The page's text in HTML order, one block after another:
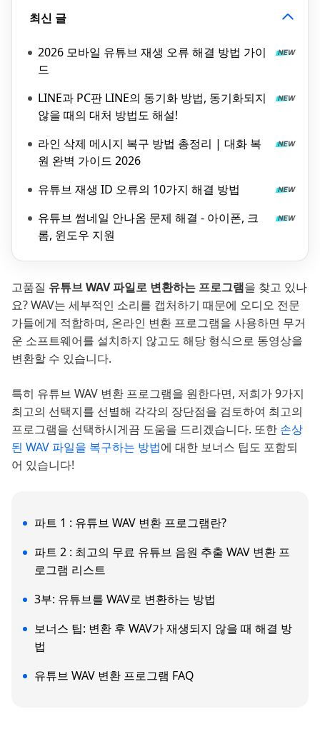
최신 글
2026 모바일 유튜브 재생 오류 해결 방법 가이
드
LINE과 PC판 LINE의 동기화 방법, 동기화되지
않을 때의 대처 방법도 해설!
라인 삭제 메시지 복구 방법 총정리 | 대화 복
원 완벽 가이드 2026
유튜브 재생 ID 오류의 10가지 해결 방법
유튜브 썸네일 안나옴 문제 해결 - 아이폰, 크
롬, 윈도우 지원
고품질 유튜브 WAV 파일로 변환하는 프로그램을 찾고 있나
요? WAV는 세부적인 소리를 캡처하기 때문에 오디오 전문
가들에게 적합하며, 온라인 변환 프로그램을 사용하면 무거
운 소프트웨어를 설치하지 않고도 해당 형식으로 동영상을
변환할 수 있습니다.
특히 유튜브 WAV 변환 프로그램을 원한다면, 저희가 9가지
최고의 선택지를 선별해 각각의 장단점을 검토하여 최고의
프로그램을 선택하시게끔 도움을 드리겠습니다. 또한 손상
된 WAV 파일을 복구하는 방법에 대한 보너스 팁도 포함되
어 있습니다!
파트 1 : 유튜브 WAV 변환 프로그램란?
파트 2 : 최고의 무료 유튜브 음원 추출 WAV 변환 프
로그램 리스트
3부: 유튜브를 WAV로 변환하는 방법
보너스 팁: 변환 후 WAV가 재생되지 않을 때 해결 방
법
유튜브 WAV 변환 프로그램 FAQ